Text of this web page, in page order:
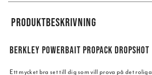
PRODUKTBESKRIVNING
BERKLEY POWERBAIT PROPACK DROPSHOT
Ett mycket bra set till dig som vill prova på det